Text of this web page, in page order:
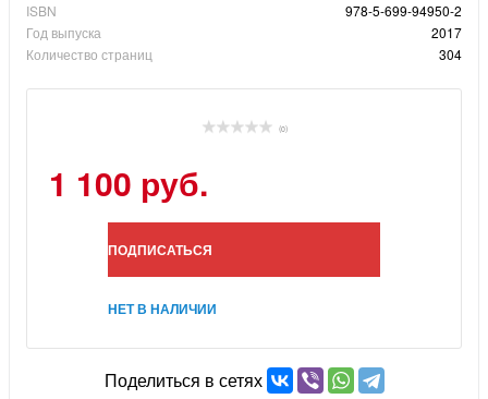
ISBN
978-5-699-94950-2
Год выпуска
2017
Количество страниц
304
(0)
1 100 руб.
ПОДПИСАТЬСЯ
НЕТ В НАЛИЧИИ
Поделиться в сетях